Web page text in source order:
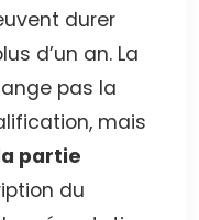
durer
d’un an. La
pas la
mais
partie
du